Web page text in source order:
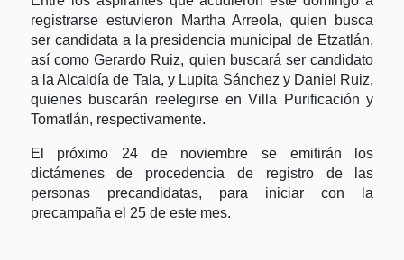
registrarse estuvieron Martha Arreola, quien busca
ser candidata a la presidencia municipal de Etzatlán,
así como Gerardo Ruiz, quien buscará ser candidato
a la Alcaldía de Tala, y Lupita Sánchez y Daniel Ruiz,
quienes buscarán reelegirse en Villa Purificación y
Tomatlán, respectivamente.
El próximo 24 de noviembre se emitirán los
dictámenes de procedencia de registro de las
personas precandidatas, para iniciar con la
precampaña el 25 de este mes.